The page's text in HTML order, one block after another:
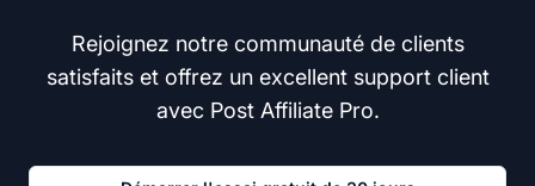
Rejoignez notre communauté de clients
satisfaits et offrez un excellent support client
avec Post Affiliate Pro.